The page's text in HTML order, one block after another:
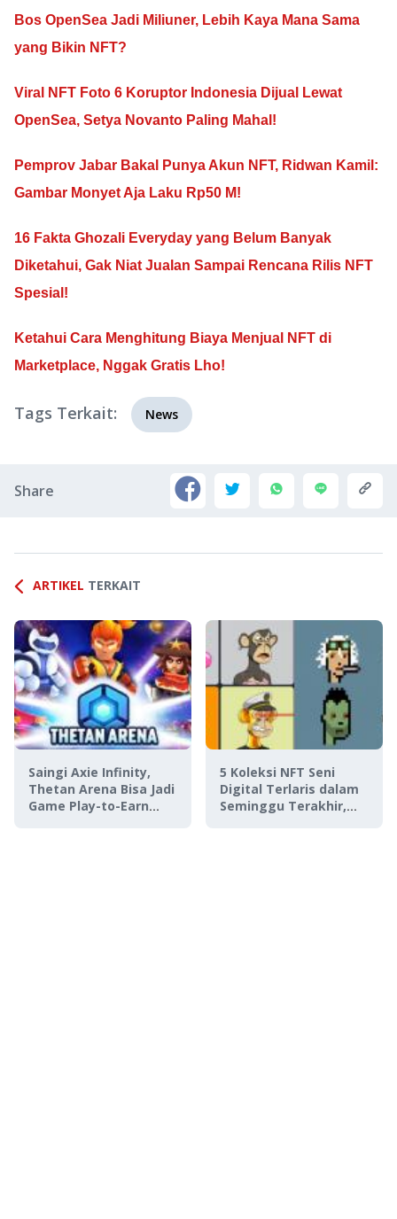
Bos OpenSea Jadi Miliuner, Lebih Kaya Mana Sama
yang Bikin NFT?
Viral NFT Foto 6 Koruptor Indonesia Dijual Lewat
OpenSea, Setya Novanto Paling Mahal!
Pemprov Jabar Bakal Punya Akun NFT, Ridwan Kamil:
Gambar Monyet Aja Laku Rp50 M!
16 Fakta Ghozali Everyday yang Belum Banyak
Diketahui, Gak Niat Jualan Sampai Rencana Rilis NFT
Spesial!
Ketahui Cara Menghitung Biaya Menjual NFT di
Marketplace, Nggak Gratis Lho!
Tags Terkait: News
Share
ARTIKEL TERKAIT
Saingi Axie Infinity,
Thetan Arena Bisa Jadi
Game Play-to-Earn
5 Koleksi NFT Seni
Digital Terlaris dalam
Seminggu Terakhir,